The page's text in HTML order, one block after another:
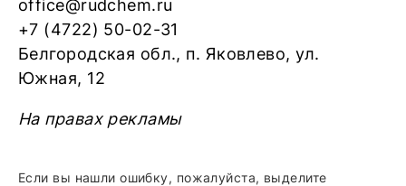
office@rudchem.ru
+7 (4722) 50-02-31
Белгородская обл., п. Яковлево, ул.
Южная, 12
На правах рекламы
Если вы нашли ошибку, пожалуйста, выделите